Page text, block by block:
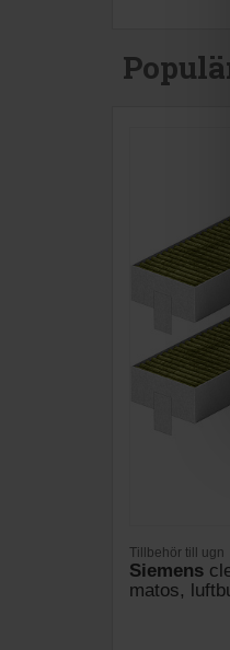
Tillbehör till ugn
Siemens
matos,